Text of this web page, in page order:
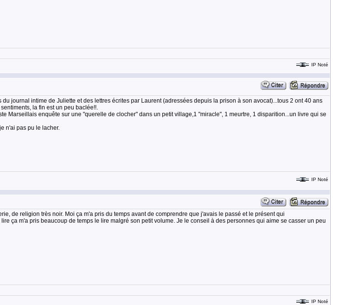
IP Noté
journal intime de Juliette et des lettres écrites par Laurent (adressées depuis la prison à son avocat)...tous 2 ont 40 ans
la fin est un peu baclée!!.
Marseillais enquête sur une "querelle de clocher" dans un petit village,1 "miracle", 1 meurtre, 1 disparition...un livre qui se
n'ai pas pu le lacher.
IP Noté
de religion très noir. Moi ça m'a pris du temps avant de comprendre que j'avais le passé et le présent qui
ça m'a pris beaucoup de temps le lire malgré son petit volume. Je le conseil à des personnes qui aime se casser un peu
IP Noté